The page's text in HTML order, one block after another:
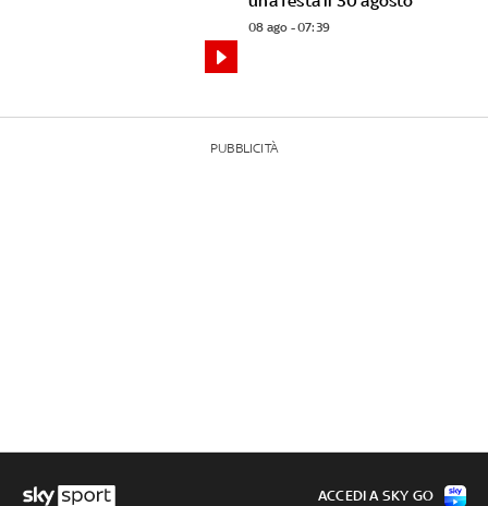
08 ago - 07:39
PUBBLICITÀ
ACCEDI A SKY GO